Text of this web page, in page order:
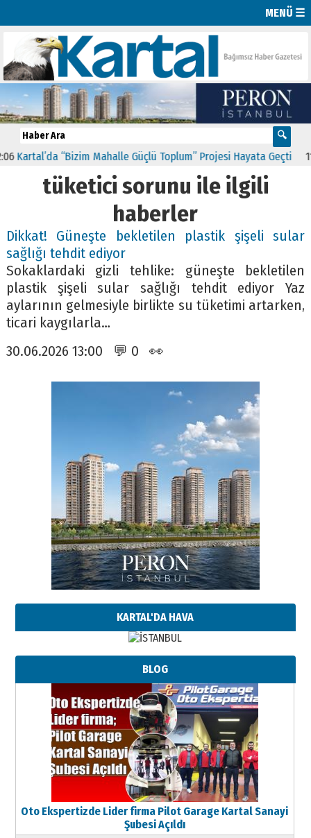
MENÜ ☰
Kartal’da “Bizim Mahalle Güçlü Toplum” Projesi Hayata Geçti 11:41
tüketici sorunu ile ilgili
haberler
Dikkat! Güneşte bekletilen plastik şişeli sular
sağlığı tehdit ediyor
Sokaklardaki gizli tehlike: güneşte bekletilen
plastik şişeli sular sağlığı tehdit ediyor Yaz
aylarının gelmesiyle birlikte su tüketimi artarken,
ticari kaygılarla…
30.06.2026 13:00 💬 0 👀
KARTAL'DA HAVA
BLOG
Oto Ekspertizde Lider firma Pilot Garage Kartal Sanayi
Şubesi Açıldı